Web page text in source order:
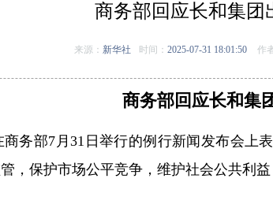
商务部回应长和集团
来源： 新华社 时间： 2025-07-31 18:01:50 作
商务部回应长和集
务部7月31日举行的例行新闻发布会
，保护市场公平竞争，维护社会公共利